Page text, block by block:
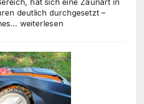
deutlich durchgesetzt –
Moderne
klare
Linien
wieder
gefragt
sind
weiterlesen